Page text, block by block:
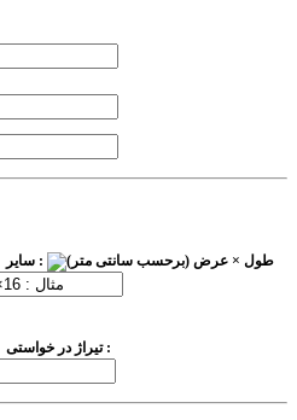
سایر :
تیراژ در خواستی :